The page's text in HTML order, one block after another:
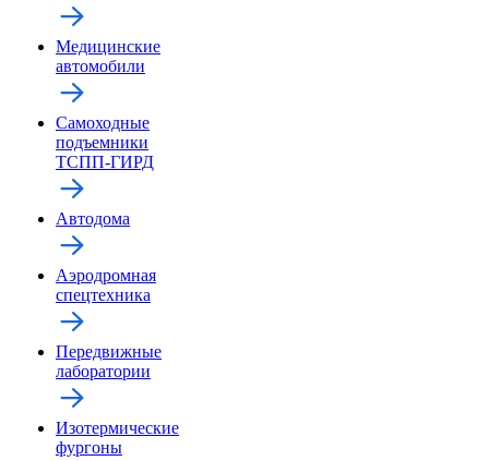
Медицинские
автомобили
Самоходные
подъемники
ТСПП-ГИРД
Автодома
Аэродромная
спецтехника
Передвижные
лаборатории
Изотермические
фургоны